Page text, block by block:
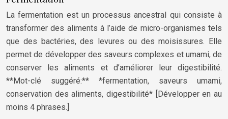
La fermentation est un processus ancestral qui consiste à
transformer des aliments à l’aide de micro-organismes tels
que des bactéries, des levures ou des moisissures. Elle
permet de développer des saveurs complexes et umami, de
conserver les aliments et d’améliorer leur digestibilité.
**Mot-clé suggéré:** *fermentation, saveurs umami,
conservation des aliments, digestibilité* [Développer en au
moins 4 phrases.]